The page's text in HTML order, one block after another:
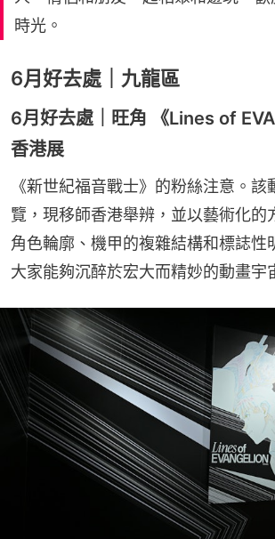
時光。
6月好去處｜九龍區
6月好去處｜旺角 《Lines of
香港展
《新世紀福音戰士》的粉絲注意。該
覽，現移師香港舉辨，並以藝術化的
角色輪廓、機甲的複雜結構和標誌性
大家能夠沉醉於宏大而精妙的動畫宇